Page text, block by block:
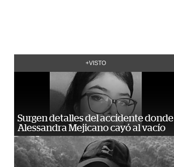
+VISTO
Surgen detalles del accidente donde
Alessandra Mejicano cayó al vacío